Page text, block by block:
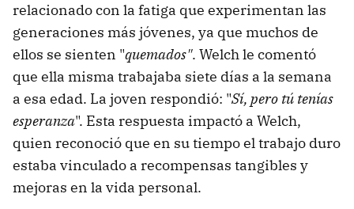
relacionado con la fatiga que experimentan las
generaciones más jóvenes, ya que muchos de
ellos se sienten "quemados". Welch le comentó
que ella misma trabajaba siete días a la semana
a esa edad. La joven respondió: "Sí, pero tú tenías
esperanza". Esta respuesta impactó a Welch,
quien reconoció que en su tiempo el trabajo duro
estaba vinculado a recompensas tangibles y
mejoras en la vida personal.